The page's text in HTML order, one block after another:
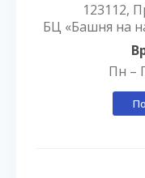
123112,
БЦ «Башня на
Пн –